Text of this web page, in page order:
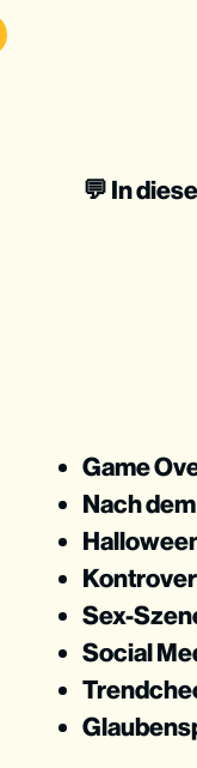
💬 In
Game
Nach
Sex-
Social